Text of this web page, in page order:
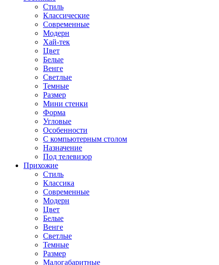
Стиль
Классические
Современные
Модерн
Хай-тек
Цвет
Белые
Венге
Светлые
Темные
Размер
Мини стенки
Форма
Угловые
Особенности
С компьютерным столом
Назначение
Под телевизор
Прихожие
Стиль
Классика
Современные
Модерн
Цвет
Белые
Венге
Светлые
Темные
Размер
Малогабаритные